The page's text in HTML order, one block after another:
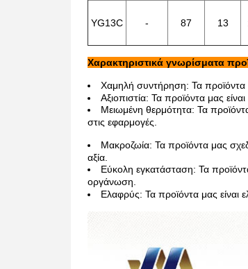
YG13C - 87 13
Χαρακτηριστικά γνωρίσματα
Χαμηλή συντήρηση: Τα προϊόντα
Αξιοπιστία: Τα προϊόντα μας
Μειωμένη θερμότητα: Τα
στις εφαρμογές.
Μακροζωία: Τα προϊόντα μας
αξία.
Εύκολη εγκατάσταση: Τα
οργάνωση.
Ελαφρύς: Τα προϊόντα μας είναι